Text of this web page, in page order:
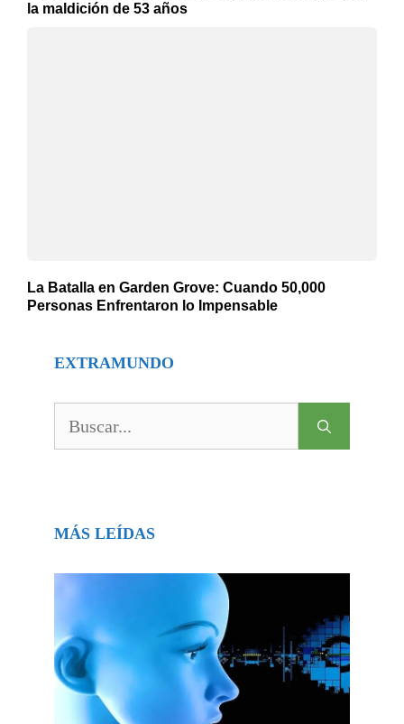
la maldición de 53 años
La Batalla en Garden Grove: Cuando 50,000
Personas Enfrentaron lo Impensable
EXTRAMUNDO
MÁS LEÍDAS